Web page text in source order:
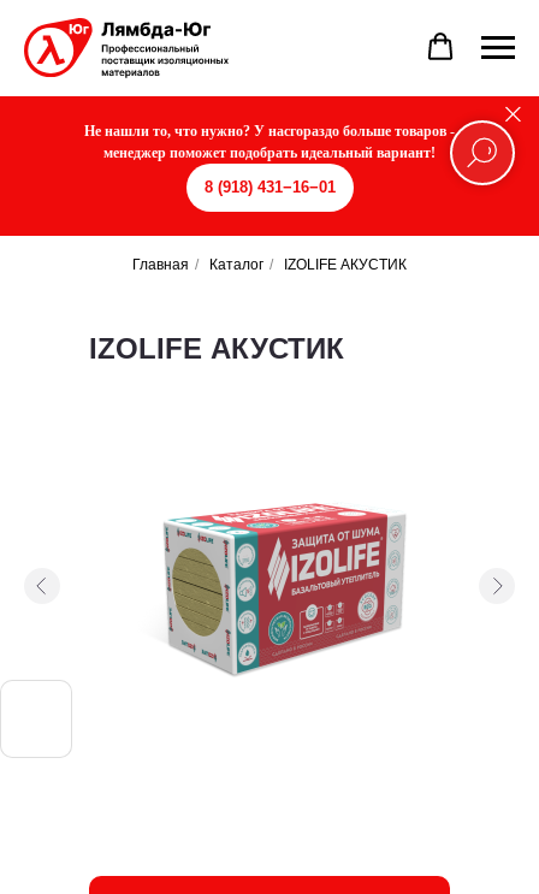
Не нашли то, что нужно? У насгораздо больше товаров -
менеджер поможет подобрать идеальный вариант!
8 (918) 431−16−01
Главная / Каталог / IZOLIFE АКУСТИК
IZOLIFE АКУСТИК